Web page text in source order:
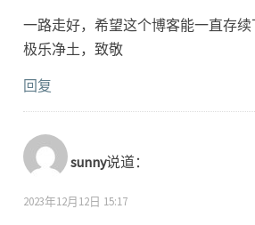
一路走好，希望这个博客能一直存
极乐净土，致敬
回复
sunny说道：
2023年12月12日 15:17